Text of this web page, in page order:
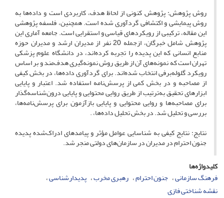
روش پژوهش: پژوهش کنونی از لحاظ هدف، کاربردی است و داده‌ها به
روش پیمایشی و اکتشافی گردآوری شده است. همچنین، فلسفه پژوهشی
این مقاله، ترکیبی از رویکردهای قیاسی و استقرایی است. جامعه آماری این
پژوهش شامل خبرگان، ازجمله 20 نفر از مدیران ارشد و مدیران حوزه
منابع انسانی که این پدیده را تجربه کرده‌اند، در دانشگاه علوم پزشکی
تهران است که نمونه‌های آن از طریق روش نمونه‌گیری هدف‌مند و بر اساس
رویکرد گلوله‌برفی انتخاب شده‌اند. برای گردآوری داده‌ها، در بخش کیفی
از مصاحبه و در بخش کمی از پرسش‌نامه استفاده شد. اعتبار و پایایی
ابزارهای تحقیق به‌ترتیب از طریق روایی محتوایی و پایایی درون‌شناسه‌گذار
برای مصاحبه‌ها و روایی محتوایی و پایایی بازآزمون برای پرسش‌نامه‌ها،
بررسی و تحلیل شد. در بخش تحلیل داده‌ها، .
نتایج: نتایج کیفی به شناسایی عوامل مؤثر و پیامدهای ادراک‌شده پدیده
جنون احترام در مدیران در سازمان‌های دولتی منجر شد.
کلیدواژه‌ها
فرهنگ سازمانی جنون احترام رهبری مخرب پدیدارشناسی
نقشه شناختی فازی